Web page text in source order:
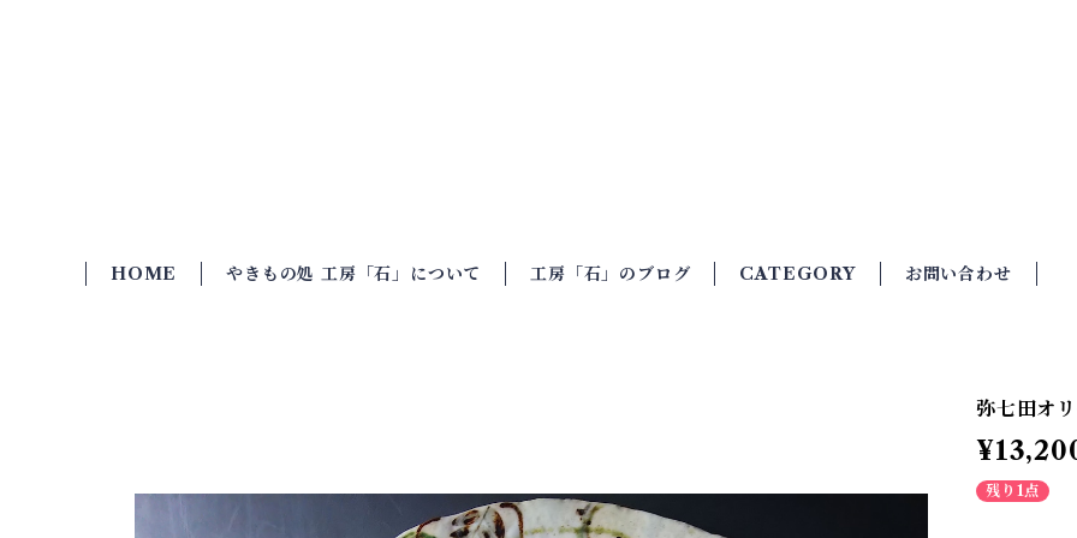
HOME やきもの処 工房「石」について 工房「石」のブログ CATEGORY お問い合わせ
弥七田オ
残り1点